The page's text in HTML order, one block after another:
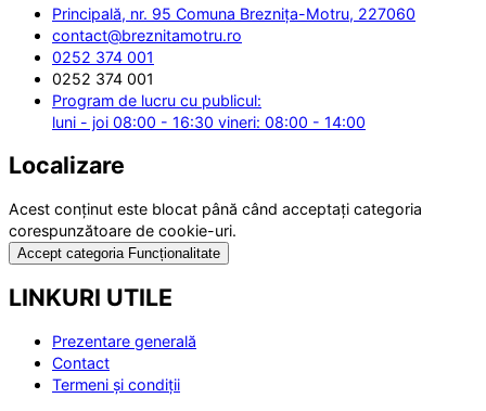
Principală, nr. 95 Comuna Breznița-Motru, 227060
contact@breznitamotru.ro
0252 374 001
0252 374 001
Program de lucru cu publicul:
luni - joi 08:00 - 16:30 vineri: 08:00 - 14:00
Localizare
Acest conținut este blocat până când acceptați categoria
corespunzătoare de cookie-uri.
Accept categoria Funcționalitate
LINKURI UTILE
Prezentare generală
Contact
Termeni și condiții